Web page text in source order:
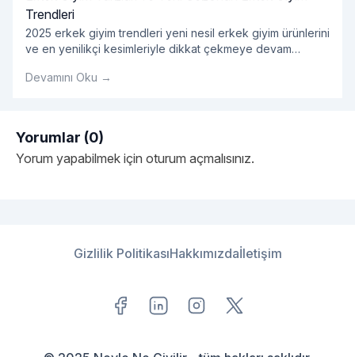
Trendleri
2025 erkek giyim trendleri yeni nesil erkek giyim ürünlerini
ve en yenilikçi kesimleriyle dikkat çekmeye devam
yönlü ürün opsiyonlarını bünyesinde barındıran 2025
bütçeden ürünün kolaylıkla bulunabildiği kategori
kapsamında erkek giyim tarzlarını yeniden
şekillendirecekOkumaya devam et"Erkek Giyim Tarzları ve
Devamını Oku →
Yorumlar (0)
Yorum yapabilmek için oturum açmalısınız.
Gizlilik PolitikasıHakkımızdaİletişim